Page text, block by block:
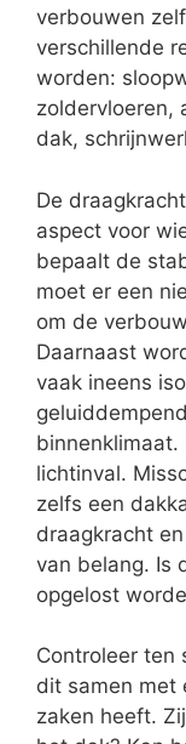
verbouwen
verschillende
worden:
zoldervloeren,
dak,
De
aspect voor
bepaalt de
moet er een
om de
Daarnaast
vaak ineens
lichtinval.
zelfs een
draagkracht
van belang. Is
opgelost
Controleer ten
dit samen met
zaken heeft.